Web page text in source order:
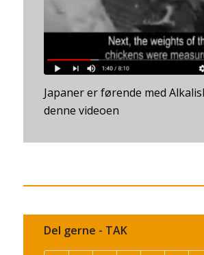
Japaner er førende med
denne videoen
Del gerne - TAK